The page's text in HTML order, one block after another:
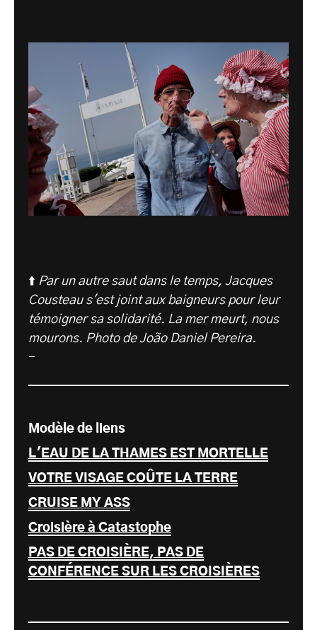
⬆️ Par un autre saut dans le temps, Jacques
Cousteau s'est joint aux baigneurs pour leur
témoigner sa solidarité. La mer meurt, nous
mourons. Photo de João Daniel Pereira.
-
Modèle de liens
L'EAU DE LA THAMES EST MORTELLE
VOTRE VISAGE COÛTE LA TERRE
CRUISE MY ASS
Croisière à Catastophe
PAS DE CROISIÈRE, PAS DE
CONFÉRENCE SUR LES CROISIÈRES